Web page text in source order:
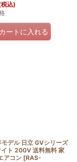
込)
カートに入れる
デル 日立 GVシリーズ
ト 200V 送料無料 家
アコン [RAS-